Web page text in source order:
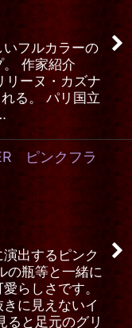
フルカラーの
作家紹介
ーヌ・カズナ
る。 パリ国立
ピンクフラ
出するピンク
の瓶等と一緒に
らしさです。
に見えないイ
ると足元のグリ